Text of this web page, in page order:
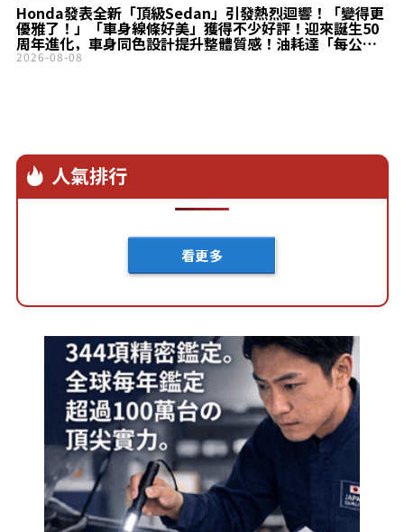
Honda發表全新「頂級Sedan」引發熱烈迴響！「變得更
優雅了！」「車身線條好美」獲得不少好評！迎來誕生50
周年進化，車身同色設計提升整體質感！油耗達「每公升
23.8km」的「Accord」備受矚目！
2026-08-08
人氣排行
看更多